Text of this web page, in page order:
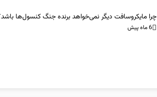
چرا مایکروسافت دیگر نمی‌خواهد برنده جنگ کنسول‌ها
6 ماه پیش